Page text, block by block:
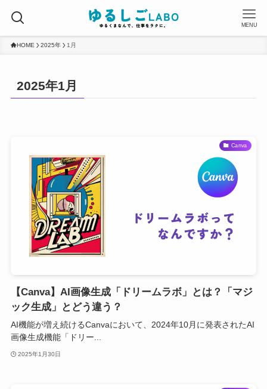
MENU
HOME 2025年 1月
2025年1月
Canva
【Canva】AI画像生成「ドリームラボ」とは？「マジ
ック生成」とどう違う？
AI機能が増え続けるCanvaにおいて、2024年10月に発表されたAI
画像生成機能「ドリー...
2025年1月30日